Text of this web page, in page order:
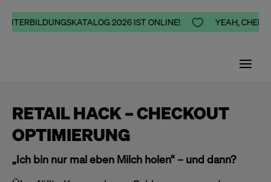
2026 IST ONLINE!  YEAH,
RETAIL HACK – CHECKOUT
OPTIMIERUNG
„Ich bin nur mal eben Milch holen“ – und dann?